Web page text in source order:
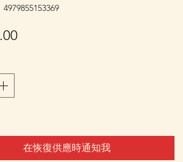
價
在恢復供應時通知我